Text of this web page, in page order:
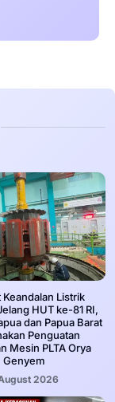
Keandalan Listrik
HUT ke-81 RI,
dan Papua Barat
Penguatan
Mesin PLTA Orya
Genyem
2026